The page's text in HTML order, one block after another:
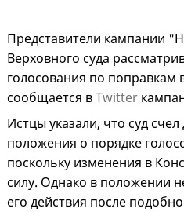
Представители кампании
Верховного суда
голосования по поправкам
сообщается вTwitter
Истцы указали, что суд
положения о порядке
поскольку изменения в
силу. Однако в положении
его действия после